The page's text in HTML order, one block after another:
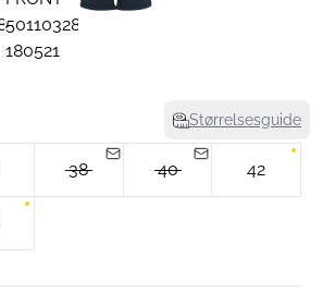
Størrelsesguide
38 40 42